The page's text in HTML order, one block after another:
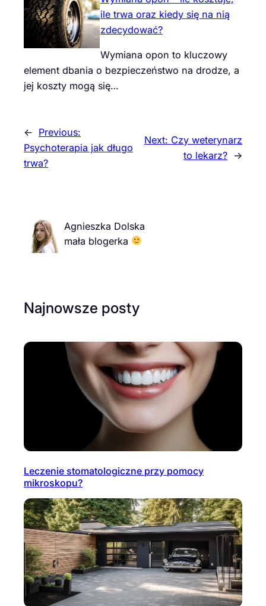
ile trwa oraz kiedy się na nią
zdecydować?
Wymiana opon to kluczowy
element dbania o bezpieczeństwo na drodze, a
jej koszty mogą się…
← Previous:
Psychoterapia jak długo
trwa?
Next: Czy weterynarz
to lekarz? →
Agnieszka Dolska
mała blogerka
Najnowsze posty
Leczenie stomatologiczne przy pomocy
mikroskopu?